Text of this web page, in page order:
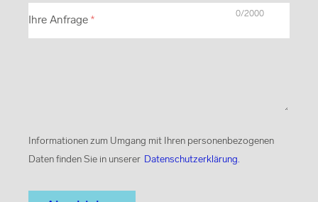
0/2000
Ihre Anfrage *
Informationen zum Umgang mit Ihren personenbezogenen
Daten finden Sie in unserer Datenschutzerklärung.